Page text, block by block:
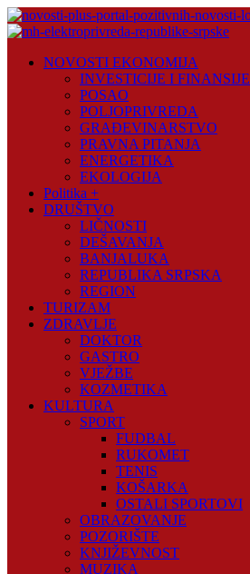
Skip
to
Plus
NOVOSTI EKONOMIJA
INVESTICIJE I FINANSIJE
POSAO
POLJOPRIVREDA
GRAĐEVINARSTVO
PRAVNA PITANJA
ENERGETIKA
EKOLOGIJA
Politika +
DRUŠTVO
LIČNOSTI
DEŠAVANJA
BANJALUKA
REPUBLIKA SRPSKA
REGION
TURIZAM
ZDRAVLJE
DOKTOR
GASTRO
VJEŽBE
KOZMETIKA
KULTURA
SPORT
FUDBAL
RUKOMET
TENIS
KOŠARKA
OSTALI SPORTOVI
OBRAZOVANJE
POZORIŠTE
KNJIŽEVNOST
MUZIKA